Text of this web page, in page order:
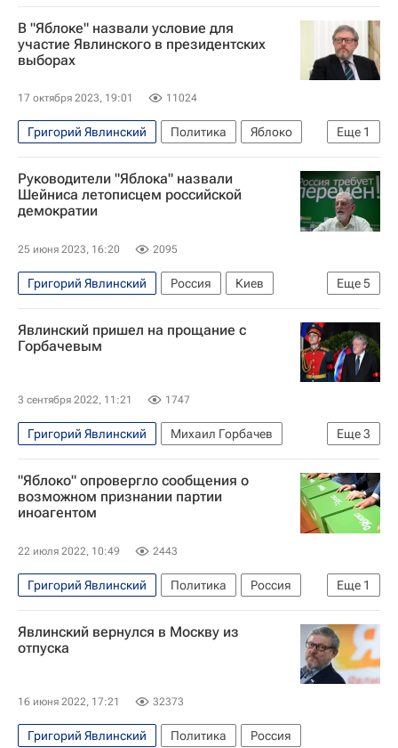
Россия
Владимир Путин
В "Яблоке" назвали условие для
участие Явлинского в президентских
выборах
17 октября 2023, 19:01 11024
Еще 1
Григорий Явлинский Политика
Яблоко
Россия
Руководители "Яблока" назвали
Шейниса летописцем российской
демократии
25 июня 2023, 16:20 2095
Еще5
Григорий Явлинский Россия
Киев
РСФСР
Яблоко
Госдума РФ
Борис Вишневский
Политика
Явлинский пришел на прощание с
Горбачевым
3 сентября 2022, 11:21 1747
Еще3
Григорий Явлинский
Михаил Горбачев
Умер Михаил Горбачев
Общество Россия
"Яблоко" опровергло сообщения о
возможном признании партии
иноагентом
22 июля 2022, 10:49 2443
Еще 1
Григорий Явлинский Политика
Россия
Яблоко
Явлинский вернулся в Москву из
отпуска
16 июня 2022, 17:21 32373
Григорий Явлинский Политика Россия